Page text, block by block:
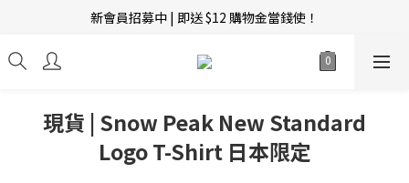
新會員招募中 | 即送 $12 購物金當錢使！
新會員招募中 | 即送 $12 購物金當錢使！
全館滿$600即免香港運費、滿$1000即免澳門運費 !
新會員招募中 | 即送 $12 購物金當錢使！
現貨 | Snow Peak New Standard
Logo T-Shirt 日本限定